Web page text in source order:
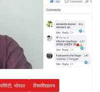
भोपाल विश्वविद्यालय